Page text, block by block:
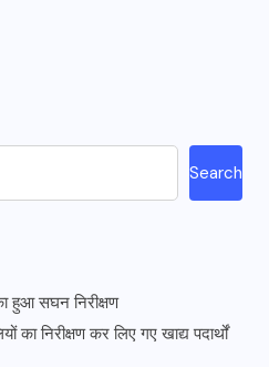
Search
हुआ सघन निरीक्षण
का निरीक्षण कर लिए गए खाद्य पदार्थों